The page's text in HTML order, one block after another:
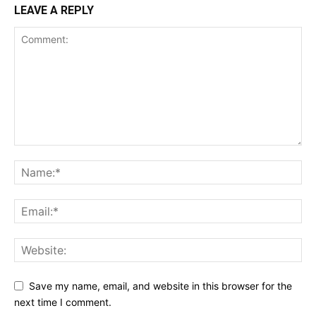
LEAVE A REPLY
Save my name, email, and website in this browser for the
next time I comment.